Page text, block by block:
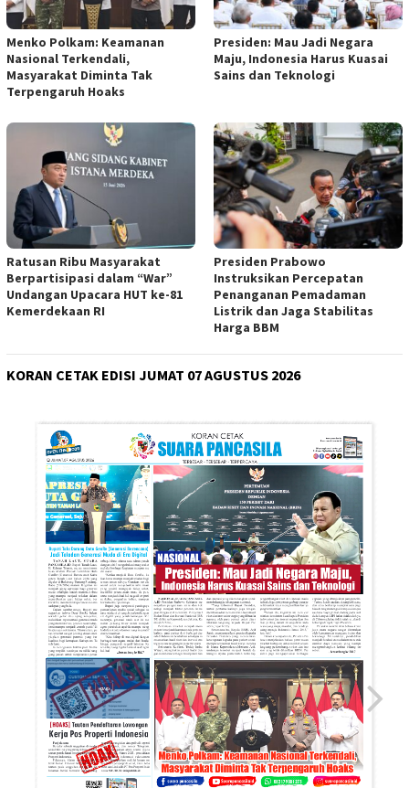
Menko Polkam: Keamanan
Nasional Terkendali,
Masyarakat Diminta Tak
Terpengaruh Hoaks
Presiden: Mau Jadi Negara
Maju, Indonesia Harus Kuasai
Sains dan Teknologi
Ratusan Ribu Masyarakat
Berpartisipasi dalam “War”
Undangan Upacara HUT ke-81
Kemerdekaan RI
Presiden Prabowo
Instruksikan Percepatan
Penanganan Pemadaman
Listrik dan Jaga Stabilitas
Harga BBM
KORAN CETAK EDISI JUMAT 07 AGUSTUS 2026